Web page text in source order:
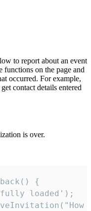
to report about an event
functions on the page and
occurred. For example,
contact details entered
is over.
{
loaded');